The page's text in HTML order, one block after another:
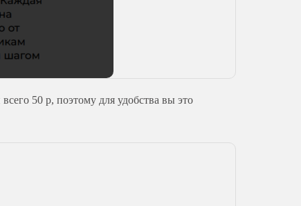
50 р, поэтому для удобства вы это